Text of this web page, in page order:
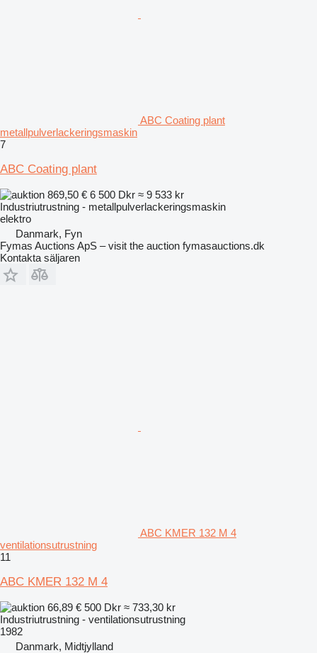
ABC Coating plant
metallpulverlackeringsmaskin
7
ABC Coating plant
869,50 € 6 500 Dkr ≈ 9 533 kr
Industriutrustning - metallpulverlackeringsmaskin
elektro
Danmark, Fyn
Fymas Auctions ApS – visit the auction fymasauctions.dk
Kontakta säljaren
ABC KMER 132 M 4
ventilationsutrustning
11
ABC KMER 132 M 4
66,89 € 500 Dkr ≈ 733,30 kr
Industriutrustning - ventilationsutrustning
1982
Danmark, Midtjylland